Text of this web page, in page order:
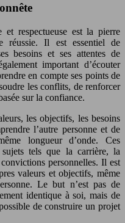
et respectueuse est la pierre
réussie. Il est essentiel de
besoins et ses attentes de
important d’écouter
en compte ses points de
les conflits, de renforcer
sur la confiance.
les objectifs, les besoins
l’autre personne et de
longueur d’onde. Ces
tels que la carrière, la
personnelles. Il est
valeurs et objectifs, même
Le but n’est pas de
identique à soi, mais de
de construire un projet